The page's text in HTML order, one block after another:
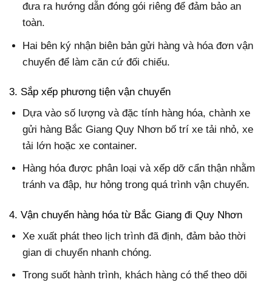
đưa ra hướng dẫn đóng gói riêng để đảm bảo an
toàn.
Hai bên ký nhận biên bản gửi hàng và hóa đơn vận
chuyển để làm căn cứ đối chiếu.
3. Sắp xếp phương tiện vận chuyển
Dựa vào số lượng và đặc tính hàng hóa, chành xe
gửi hàng Bắc Giang Quy Nhơn bố trí xe tải nhỏ, xe
tải lớn hoặc xe container.
Hàng hóa được phân loại và xếp dỡ cẩn thận nhằm
tránh va đập, hư hỏng trong quá trình vận chuyển.
4. Vận chuyển hàng hóa từ Bắc Giang đi Quy Nhơn
Xe xuất phát theo lịch trình đã định, đảm bảo thời
gian di chuyển nhanh chóng.
Trong suốt hành trình, khách hàng có thể theo dõi